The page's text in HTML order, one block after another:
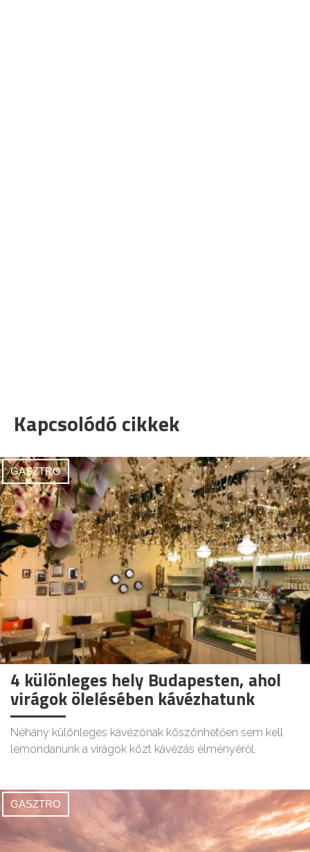
Kapcsolódó cikkek
GASZTRO
4 különleges hely Budapesten, ahol
virágok ölelésében kávézhatunk
Néhány különleges kávézónak köszönhetően sem kell
lemondanunk a virágok közt kávézás élményéről.
GASZTRO